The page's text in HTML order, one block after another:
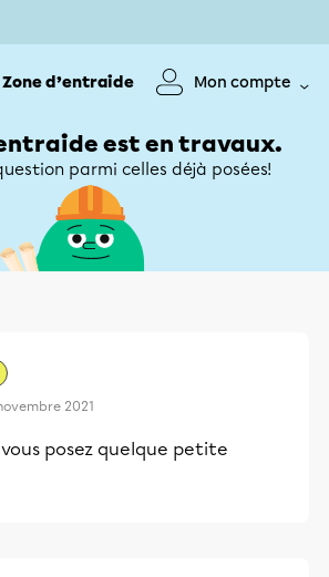
Zone d’entraide Mon compte
est en travaux.
parmi celles déjà posées!
2021
posez quelque petite